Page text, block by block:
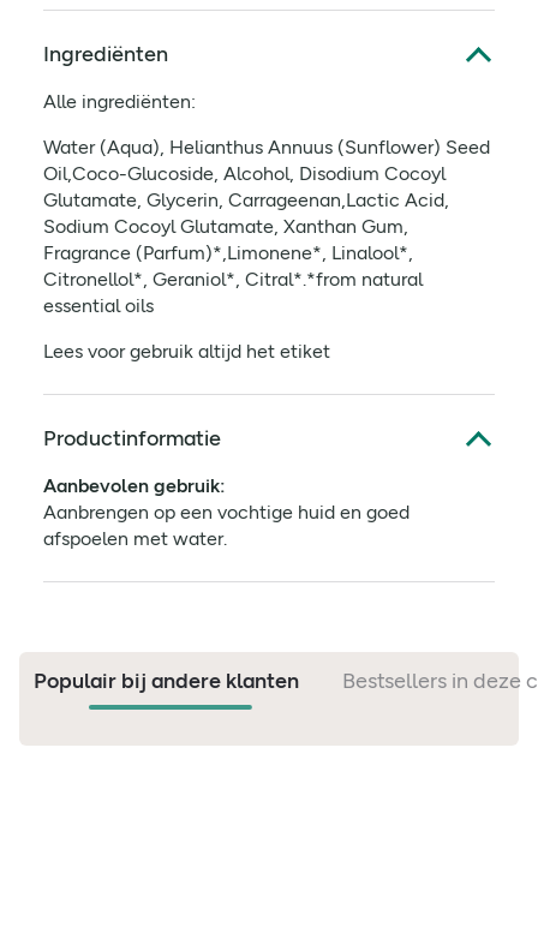
Ingrediënten
Alle ingrediënten:
Water (Aqua), Helianthus Annuus (Sunflower) Seed
Oil,Coco-Glucoside, Alcohol, Disodium Cocoyl
Glutamate, Glycerin, Carrageenan,Lactic Acid,
Sodium Cocoyl Glutamate, Xanthan Gum,
Fragrance (Parfum)*,Limonene*, Linalool*,
Citronellol*, Geraniol*, Citral*.*from natural
essential oils
Lees voor gebruik altijd het etiket
Productinformatie
Aanbevolen gebruik:
Aanbrengen op een vochtige huid en goed
afspoelen met water.
Populair bij andere klanten Bestsellers in deze